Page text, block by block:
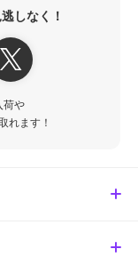
しなく！
荷や
れます！